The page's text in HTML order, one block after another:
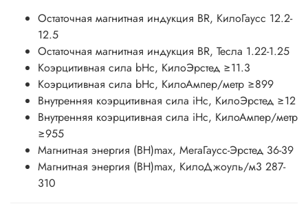
Остаточная магнитная индукция BR, КилоГаусс 12.2-
12.5
Остаточная магнитная индукция BR, Тесла 1.22-1.25
Коэрцитивная сила bHc, КилоЭрстед ≥11.3
Коэрцитивная сила bHc, КилоАмпер/метр ≥899
Внутренняя коэрцитивная сила iHc, КилоЭрстед ≥12
Внутренняя коэрцитивная сила iHc, КилоАмпер/метр
≥955
Магнитная энергия (BH)max, МегаГаусс-Эрстед 36-39
Магнитная энергия (BH)max, КилоДжоуль/м3 287-
310